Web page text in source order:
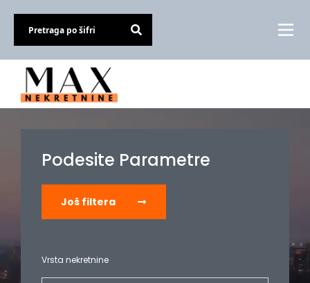
Podesite Parametre
Još filtera
Vrsta nekretnine